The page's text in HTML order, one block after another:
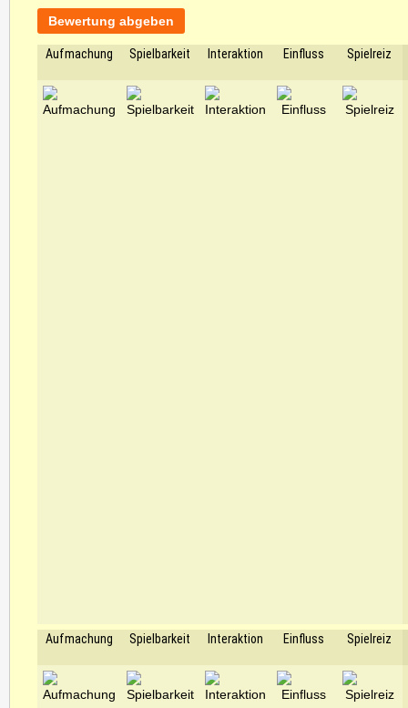
Bewertung abgeben
Aufmachung Spielbarkeit Interaktion Einfluss Spielreiz
Aufmachung Spielbarkeit Interaktion Einfluss Spielreiz